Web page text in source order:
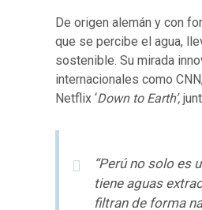
De origen alemán y con
que se percibe el agua,
sostenible. Su mirada
internacionales como
Netflix ‘Down to Earth’,
“Perú no solo es
tiene aguas
filtran de forma